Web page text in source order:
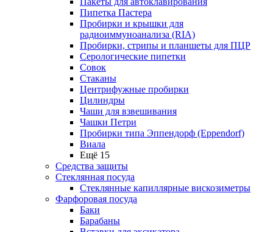
Пипетка Пастера
Пробирки и крышки для
радиоиммуноанализа (RIA)
Пробирки, стрипы и планшеты для ПЦР
Серологические пипетки
Совок
Стаканы
Центрифужные пробирки
Цилиндры
Чаши для взвешивания
Чашки Петри
Пробирки типа Эппендорф (Eppendorf)
Виала
Ещё 15
Средства защиты
Стеклянная посуда
Стеклянные капиллярные вискозиметры
Фарфоровая посуда
Баки
Барабаны